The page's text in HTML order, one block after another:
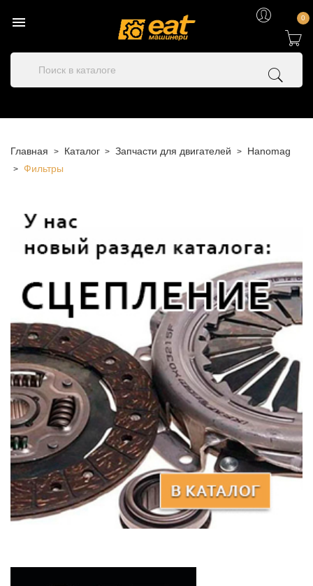
 0
Главная Каталог Запчасти для двигателей
Hanomag
Фильтры